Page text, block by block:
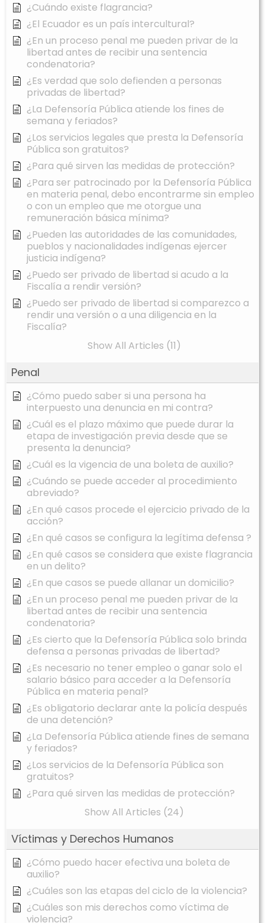
¿Cuándo existe flagrancia?
¿El Ecuador es un país intercultural?
¿En un proceso penal me pueden privar de la
libertad antes de recibir una sentencia
condenatoria?
¿Es verdad que solo defienden a personas
privadas de libertad?
¿La Defensoría Pública atiende los fines de
semana y feriados?
¿Los servicios legales que presta la Defensoría
Pública son gratuitos?
¿Para qué sirven las medidas de protección?
¿Para ser patrocinado por la Defensoría Pública
en materia penal, debo encontrarme sin empleo
o con un empleo que me otorgue una
remuneración básica mínima?
¿Pueden las autoridades de las comunidades,
pueblos y nacionalidades indígenas ejercer
justicia indígena?
¿Puedo ser privado de libertad si acudo a la
Fiscalía a rendir versión?
¿Puedo ser privado de libertad si comparezco a
rendir una versión o a una diligencia en la
Fiscalía?
Show All Articles (11)
Penal
¿Cómo puedo saber si una persona ha
interpuesto una denuncia en mi contra?
¿Cuál es el plazo máximo que puede durar la
etapa de investigación previa desde que se
presenta la denuncia?
¿Cuál es la vigencia de una boleta de auxilio?
¿Cuándo se puede acceder al procedimiento
abreviado?
¿En qué casos procede el ejercicio privado de la
acción?
¿En qué casos se configura la legítima defensa ?
¿En qué casos se considera que existe flagrancia
en un delito?
¿En que casos se puede allanar un domicilio?
¿En un proceso penal me pueden privar de la
libertad antes de recibir una sentencia
condenatoria?
¿Es cierto que la Defensoría Pública solo brinda
defensa a personas privadas de libertad?
¿Es necesario no tener empleo o ganar solo el
salario básico para acceder a la Defensoría
Pública en materia penal?
¿Es obligatorio declarar ante la policía después
de una detención?
¿La Defensoría Pública atiende fines de semana
y feriados?
¿Los servicios de la Defensoría Pública son
gratuitos?
¿Para qué sirven las medidas de protección?
Show All Articles (24)
Víctimas y Derechos Humanos
¿Cómo puedo hacer efectiva una boleta de
auxilio?
¿Cuáles son las etapas del ciclo de la violencia?
¿Cuáles son mis derechos como víctima de
violencia?